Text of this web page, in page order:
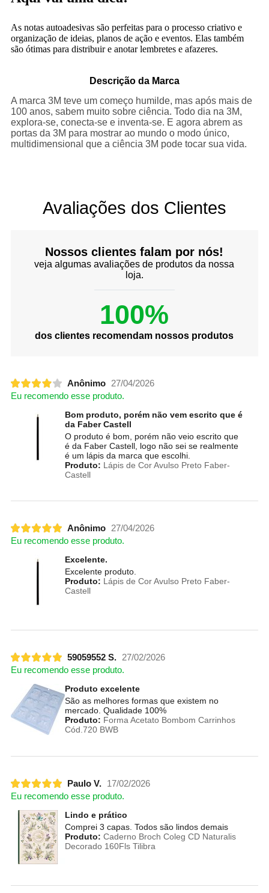
As notas autoadesivas são perfeitas para o processo criativo e
organização de ideias, planos de ação e eventos. Elas também
são ótimas para distribuir e anotar lembretes e afazeres.
Descrição da Marca
A marca 3M teve um começo humilde, mas após mais de
100 anos, sabem muito sobre ciência. Todo dia na 3M,
explora-se, conecta-se e inventa-se. E agora abrem as
portas da 3M para mostrar ao mundo o modo único,
multidimensional que a ciência 3M pode tocar sua vida.
Avaliações dos Clientes
Nossos clientes falam por nós!
veja algumas avaliações de produtos da nossa
loja.
100%
dos clientes recomendam nossos produtos
Anônimo
27/04/2026
Eu recomendo esse produto.
Bom produto, porém não vem escrito que é
da Faber Castell
O produto é bom, porém não veio escrito que
é da Faber Castell, logo não sei se realmente
é um lápis da marca que escolhi.
Produto: Lápis de Cor Avulso Preto Faber-
Castell
Anônimo
27/04/2026
Eu recomendo esse produto.
Excelente.
Excelente produto.
Produto: Lápis de Cor Avulso Preto Faber-
Castell
59059552 S.
27/02/2026
Eu recomendo esse produto.
Produto excelente
São as melhores formas que existem no
mercado. Qualidade 100%
Produto: Forma Acetato Bombom Carrinhos
Cód.720 BWB
Paulo V.
17/02/2026
Eu recomendo esse produto.
Lindo e prático
Comprei 3 capas. Todos são lindos demais
Produto: Caderno Broch Coleg CD Naturalis
Decorado 160Fls Tilibra